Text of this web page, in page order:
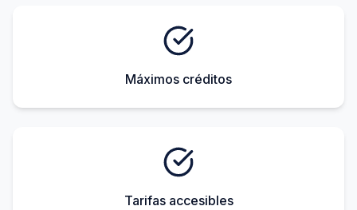
Máximos créditos
Tarifas accesibles